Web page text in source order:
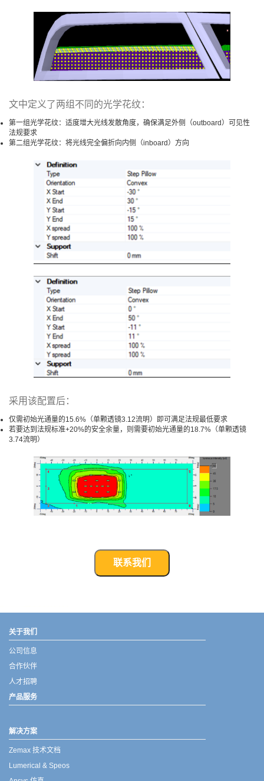
文中定义了两组不同的光学花纹：
第一组光学花纹：适度增大光线发散角度，确保满足外侧（outboard）可见性
法规要求
第二组光学花纹：将光线完全偏折向内侧（inboard）方向
采用该配置后：
仅需初始光通量的15.6%（单颗透镜3.12流明）即可满足法规最低要求
若要达到法规标准+20%的安全余量，则需要初始光通量的18.7%（单颗透镜
3.74流明）
联系我们
关于我们
公司信息
合作伙伴
人才招聘
产品服务
解决方案
Zemax 技术文档
Lumerical & Speos